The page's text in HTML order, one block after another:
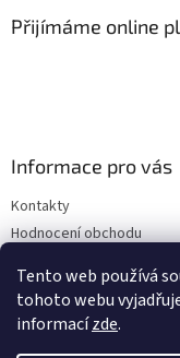
Tento web používá
tohoto webu
informacízde.
Přijímáme online
Informace pro vás
Kontakty
Hodnocení obchodu
Podmínky ochrany